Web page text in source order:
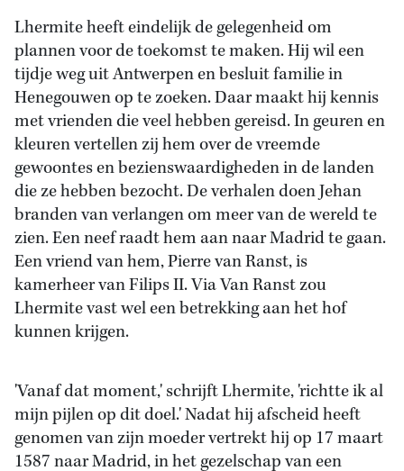
Lhermite heeft eindelijk de gelegenheid om
plannen voor de toekomst te maken. Hij wil een
tijdje weg uit Antwerpen en besluit familie in
Henegouwen op te zoeken. Daar maakt hij kennis
met vrienden die veel hebben gereisd. In geuren en
kleuren vertellen zij hem over de vreemde
gewoontes en bezienswaardigheden in de landen
die ze hebben bezocht. De verhalen doen Jehan
branden van verlangen om meer van de wereld te
zien. Een neef raadt hem aan naar Madrid te gaan.
Een vriend van hem, Pierre van Ranst, is
kamerheer van Filips II. Via Van Ranst zou
Lhermite vast wel een betrekking aan het hof
kunnen krijgen.
'Vanaf dat moment,' schrijft Lhermite, 'richtte ik al
mijn pijlen op dit doel.' Nadat hij afscheid heeft
genomen van zijn moeder vertrekt hij op 17 maart
1587 naar Madrid, in het gezelschap van een